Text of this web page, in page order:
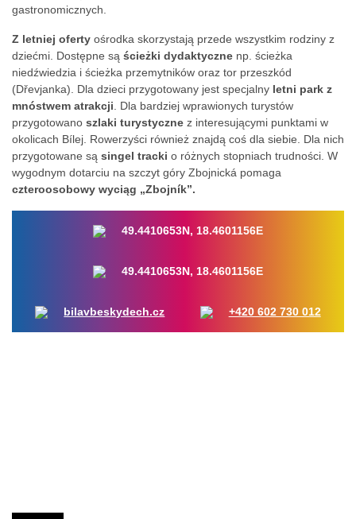
gastronomicznych.
Z letniej oferty ośrodka skorzystają przede wszystkim rodziny z
dziećmi. Dostępne są ścieżki dydaktyczne np. ścieżka
niedźwiedzia i ścieżka przemytników oraz tor przeszkód
(Dřevjanka). Dla dzieci przygotowany jest specjalny letni park z
mnóstwem atrakcji . Dla bardziej wprawionych turystów
przygotowano szlaki turystyczne z interesującymi punktami w
okolicach Bílej. Rowerzyści również znajdą coś dla siebie. Dla nich
przygotowane są singel tracki o różnych stopniach trudności. W
wygodnym dotarciu na szczyt góry Zbojnická pomaga
czteroosobowy wyciąg „Zbojník”.
49.4410653N, 18.4601156E
49.4410653N, 18.4601156E
bilavbeskydech.cz +420 602 730 012